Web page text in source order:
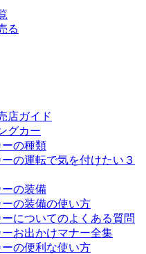
る
店ガイド
グカー
の種類
の運転で気を付けたい３
の装備
の装備の使い方
についてのよくある質問
お出かけマナー全集
の便利な使い方